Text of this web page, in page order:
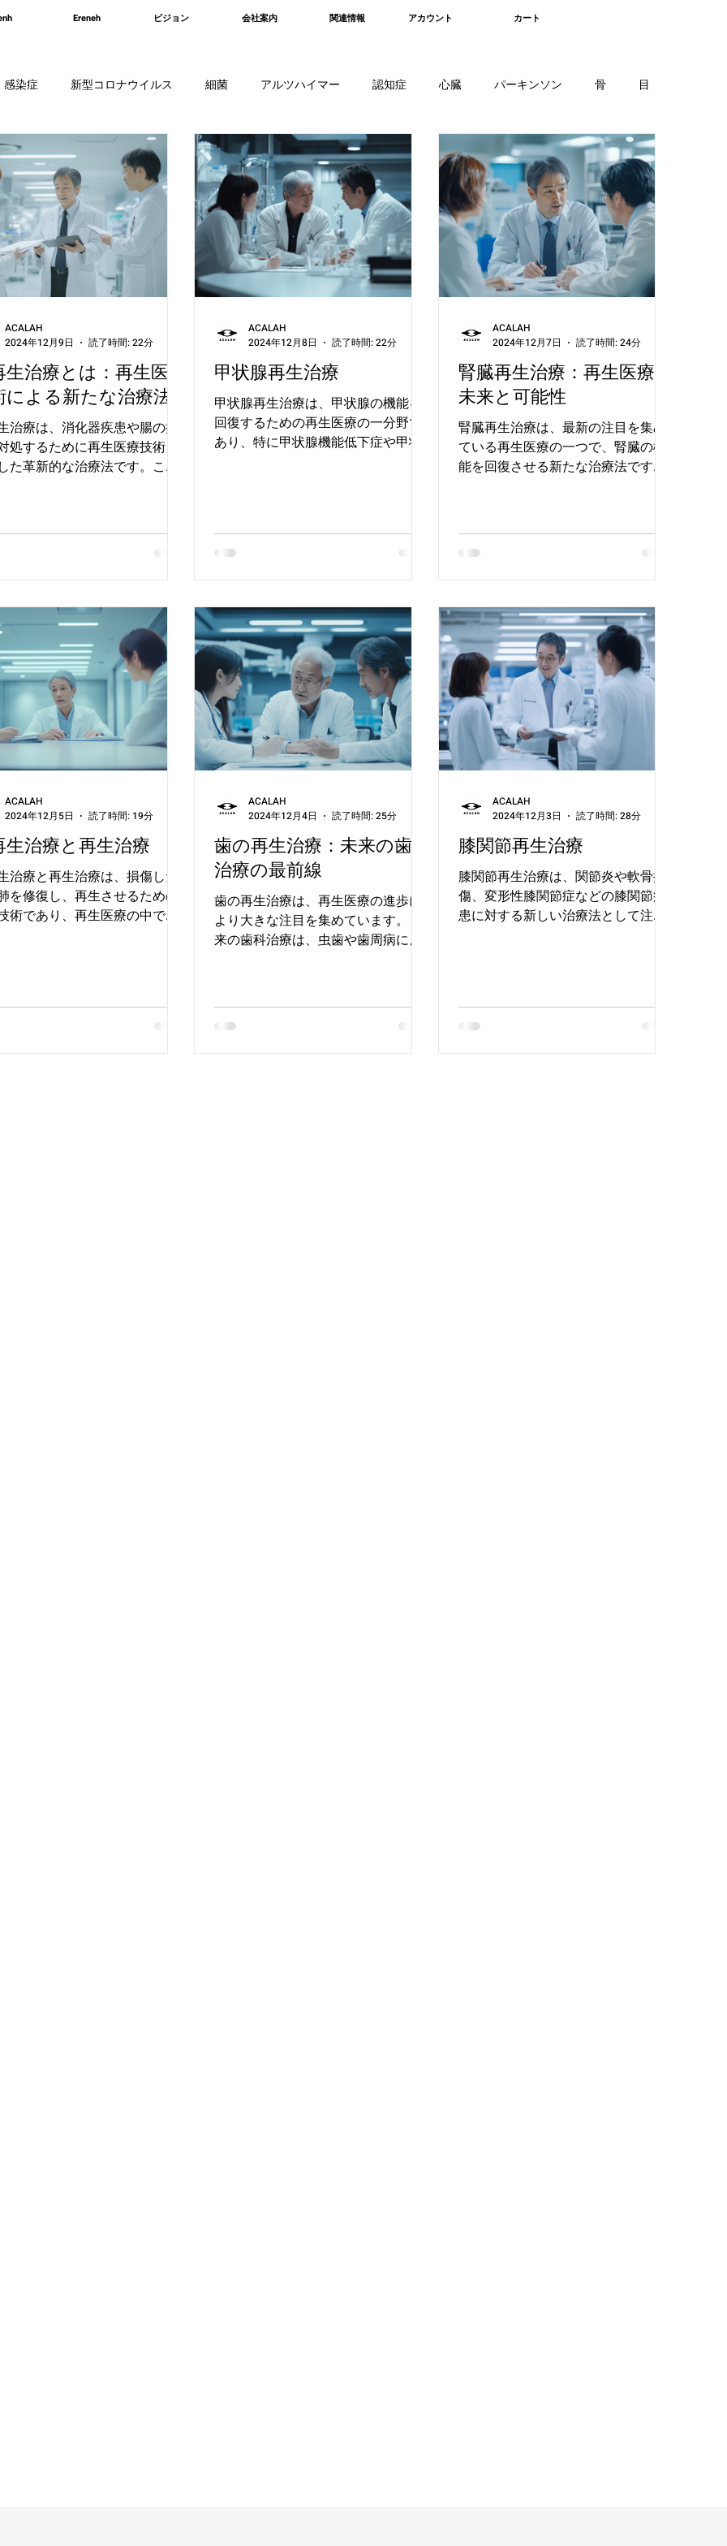
Ereneh ビジョン 会社案内 関連情報 アカウント カート
感染症 新型コロナウイルス 細菌 アルツハイマー 認知症 心臓 パーキンソン 骨 目
IPS細胞 免疫 脊髄損傷 腎臓 血液疾患 骨髄 軟骨 細胞 がん細胞
治療とは：再生医療
による新たな治療法
治療は、消化器疾患や腸の損
処するために再生医療技術を
た革新的な治療法です。これ
に再生させることで機能回復を
ACALAH
2024年12月9日
読了時間: 22分
甲状腺再生治療
甲状腺再生治療は、甲状腺の機能を
回復するための再生医療の一分野で
あり、特に甲状腺機能低下症や甲状
療法が主な治療法でしたが、医療技
術の再生によ...
ACALAH
2024年12月8日
読了時間: 22分
腎臓再生治療：再生医療の
未来と可能性
腎臓再生治療は、最新の注目を集め
ている再生医療の一つで、腎臓の機
能を回復させる新たな治療法です。
性腎疾患が進行するとその機能が低
ACALAH
2024年12月7日
読了時間: 24分
生治療と再生治療
治療と再生治療は、損傷した
を修復し、再生させるための
術であり、再生医療の中でも
技術進歩により、自分の細胞
て肺組織を再生...
ACALAH
2024年12月5日
読了時間: 19分
歯の再生治療：未来の歯科
治療の最前線
歯の再生治療は、再生医療の進歩に
より大きな注目を集めています。 従
来の歯科治療は、虫歯や歯周病によ
ために、幹細胞やiPS細胞を活用し、
ACALAH
2024年12月4日
読了時間: 25分
膝関節再生治療
膝関節再生治療は、関節炎や軟骨損
傷、変形性膝関節症などの膝関節疾
患に対する新しい治療法として注目
薬物療法や関節置換手術が行われて
きましたが、損傷...
ACALAH
2024年12月3日
読了時間: 28分